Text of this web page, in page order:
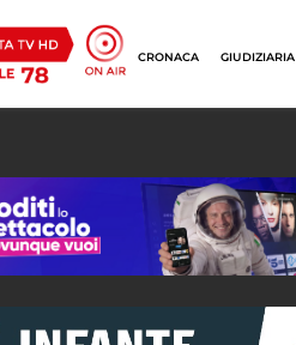
CRONACA GIUDIZIARIA